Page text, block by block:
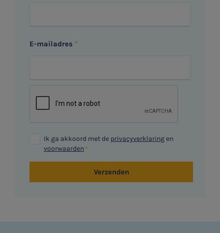
E-mailadres
Ik ga akkoord met de privacyverklaringen
voorwaarden
Verzenden